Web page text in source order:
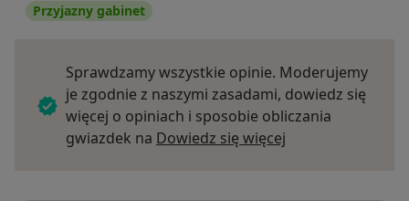
Przyjazny gabinet
Sprawdzamy wszystkie opinie. Moderujemy
je zgodnie z naszymi zasadami, dowiedz się
więcej o opiniach i sposobie obliczania
gwiazdek na Dowiedz się więcej